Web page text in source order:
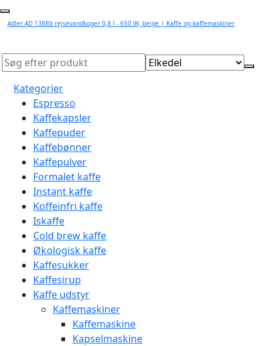
Adler AD 1388b rejsevandkoger 0,8 l - 650 W, beige | Kaffe og kaffemaskiner
Kategorier
Espresso
Kaffekapsler
Kaffepuder
Kaffebønner
Kaffepulver
Formalet kaffe
Instant kaffe
Koffeinfri kaffe
Iskaffe
Cold brew kaffe
Økologisk kaffe
Kaffesukker
Kaffesirup
Kaffe udstyr
Kaffemaskiner
Kaffemaskine
Kapselmaskine